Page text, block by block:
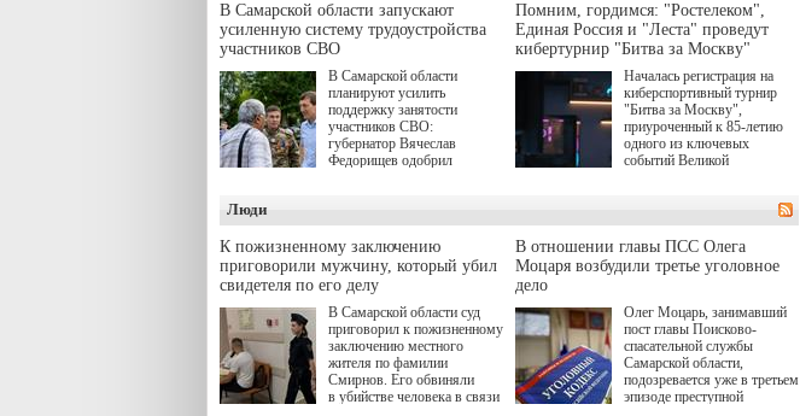
В Самарской области запускают
усиленную систему трудоустройства
участников СВО
В Самарской области
планируют усилить
поддержку занятости
участников СВО:
губернатор Вячеслав
Федорищев одобрил
Живайкина, направленные
на трудоустройство и более
спокойную адаптацию к
мирной жизни.
Помним, гордимся: "Ростелеком",
Единая Россия и "Леста" проведут
кибертурнир "Битва за Москву"
Началась регистрация на
киберспортивный турнир
"Битва за Москву",
приуроченный к 85-летию
одного из ключевых
событий Великой
игре "Мир танков"
выступили "Ростелеком",
партия "Единая Россия",
игровая студия "Леста" и
Люди
К пожизненному заключению
приговорили мужчину, который убил
свидетеля по его делу
В Самарской области суд
приговорил к пожизненному
заключению местного
жителя по фамилии
Смирнов. Его обвиняли
в убийстве человека в связи
В отношении главы ПСС Олега
Моцаря возбудили третье уголовное
дело
Олег Моцарь, занимавший
пост главы Поисково-
спасательной службы
Самарской области,
подозревается уже в третьем
эпизоде преступной